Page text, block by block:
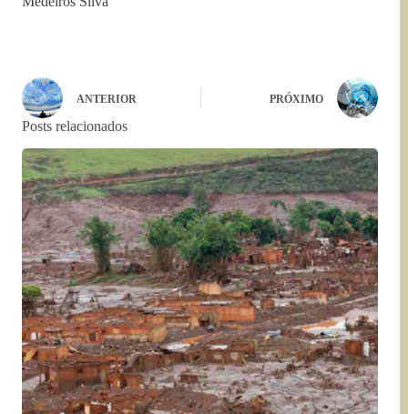
ANTERIOR PRÓXIMO
Posts relacionados